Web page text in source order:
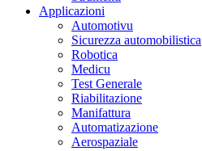
Applicazioni
Automotivu
Sicurezza automobilistica
Robotica
Medicu
Test Generale
Riabilitazione
Manifattura
Automatizazione
Aerospaziale